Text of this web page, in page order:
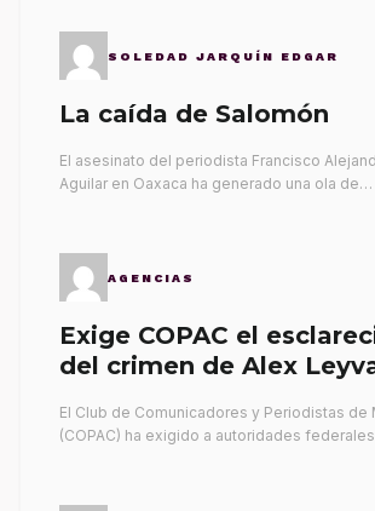
SOLEDAD JARQUÍN EDGAR
La caída de Salomón
El asesinato del periodista Francisco
Aguilar en Oaxaca ha generado una ola de…
AGENCIAS
Exige COPAC el
del crimen de Alex
El Club de Comunicadores y Periodistas de
(COPAC) ha exigido a autoridades